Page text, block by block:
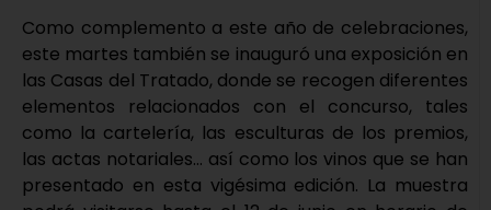
Como complemento a este año de celebraciones,
este martes también se inauguró una exposición en
las Casas del Tratado, donde se recogen diferentes
elementos relacionados con el concurso, tales
como la cartelería, las esculturas de los premios,
las actas notariales… así como los vinos que se han
presentado en esta vigésima edición. La muestra